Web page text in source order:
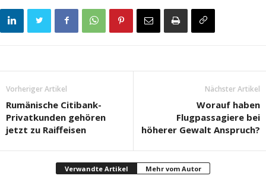
Vorheriger Artikel
Rumänische Citibank-
Privatkunden gehören
jetzt zu Raiffeisen
Nächster Artikel
Worauf haben
Flugpassagiere bei
höherer Gewalt Anspruch?
Verwandte Artikel Mehr vom Autor